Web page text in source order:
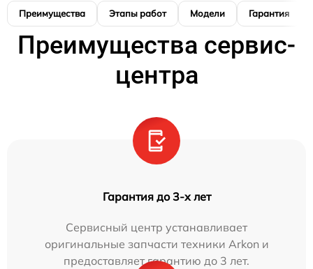
Преимущества Этапы работ Модели Гарантия
Преимущества сервис-
центра
Гарантия до 3-х лет
Сервисный центр устанавливает
оригинальные запчасти техники Arkon и
предоставляет гарантию до 3 лет.